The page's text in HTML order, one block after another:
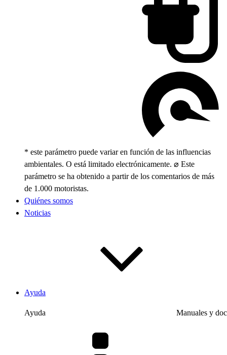
* este parámetro puede variar en función de las influencias
ambientales. O está limitado electrónicamente. ⌀ Este
parámetro se ha obtenido a partir de los comentarios de más
de 1.000 motoristas.
Quiénes somos
Noticias
Ayuda
Ayuda Manuales y